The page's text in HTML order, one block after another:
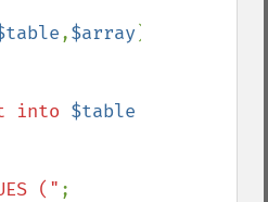
,$array )
into $table
(" ;